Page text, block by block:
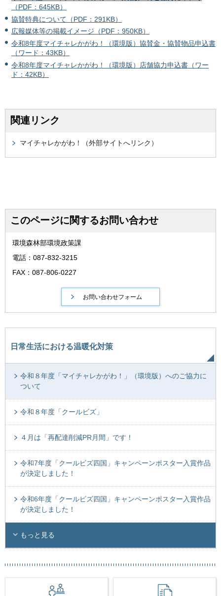
（PDF：645KB）
協賛特典について（PDF：291KB）
広報媒体等の掲載イメージ（PDF：950KB）
令和8年度マイチャレかがわ！（環境版）協賛金・協賛物品申込書
（ワード：43KB）
令和8年度マイチャレかがわ！（環境版）店舗協力申込書（ワー
ド：42KB）
関連リンク
マイチャレかがわ！（外部サイトへリンク）
このページに関するお問い合わせ
環境森林部環境政策課
電話：087-832-3215
FAX：087-806-0227
日常生活における温暖化対策
令和８年度「マイチャレかがわ！」（環境版）へのご協力に
ついて
令和８年度「クールビズ」
４月は「再配達削減PR月間」です！
令和7年度「クールビズ四国」キャンペーンポスター入賞作品
が決定しました！
令和6年度「クールビズ四国」キャンペーンポスター入賞作品
が決定しました！
もっと見る